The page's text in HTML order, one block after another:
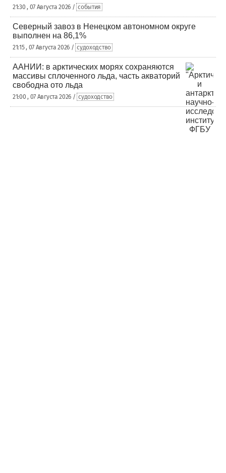
21:30 , 07 Августа 2026 / события
Северный завоз в Ненецком автономном округе
выполнен на 86,1%
21:15 , 07 Августа 2026 / судоходство
ААНИИ: в арктических морях сохраняются
массивы сплоченного льда, часть акваторий
свободна ото льда
21:00 , 07 Августа 2026 / судоходство